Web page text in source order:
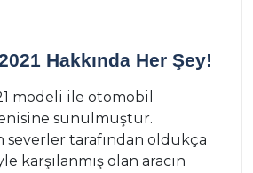
Hakkında Her Şey!
modeli ile otomobil
sunulmuştur.
severler tarafından oldukça
karşılanmış olan aracın